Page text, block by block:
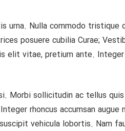
urna. Nulla commodo
posuere cubilia Curae;
elit vitae, pretium ante.
Morbi sollicitudin ac tellus
rhoncus accumsan
vehicula lobortis. Nam